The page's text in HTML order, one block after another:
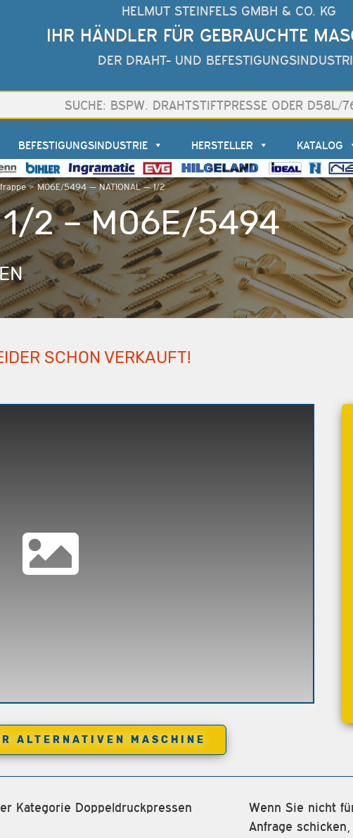
HELMUT STEINFELS GMBH & CO. KG
IHR HÄNDLER FÜR GEBRAUCHTE
DER DRAHT- UND
>M06E/5494 — NATIONAL — 1/2
BEFESTIGUNGSINDUSTRIE HERSTELLER KATALOG
1/2 – M06E/5494
SCHON VERKAUFT!
ALTERNATIVEN MASCHINE
Kategorie Doppeldruckpressen
Wenn Sie nicht
Anfrage